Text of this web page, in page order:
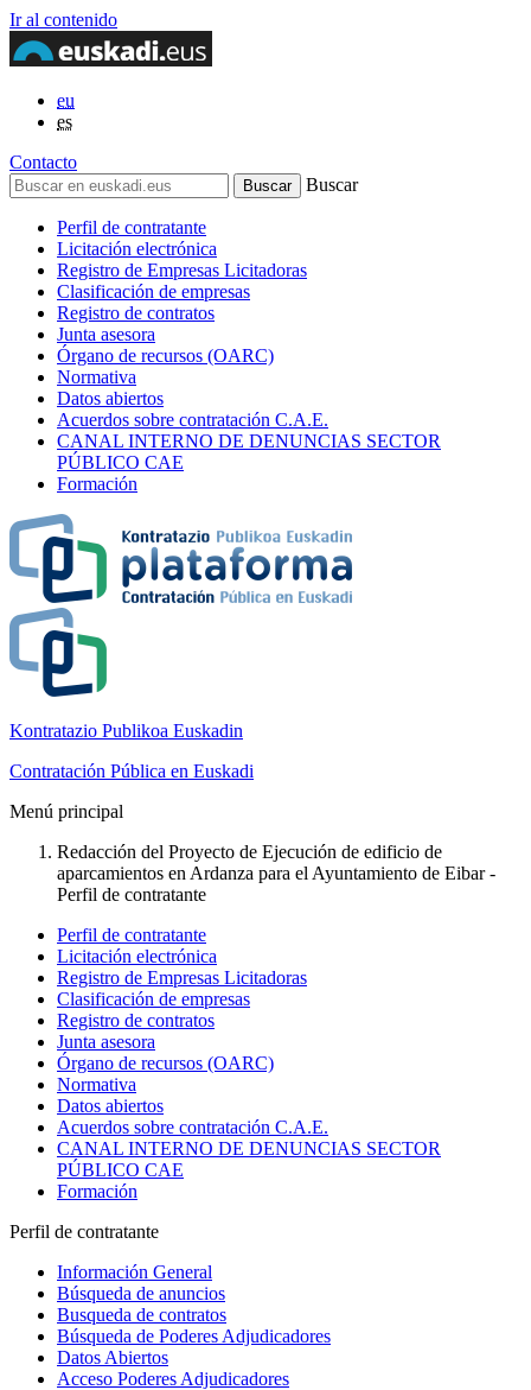
Ir al contenido
eu
es
Contacto
Buscar
Perfil de contratante
Licitación electrónica
Registro de Empresas Licitadoras
Clasificación de empresas
Registro de contratos
Junta asesora
Órgano de recursos (OARC)
Normativa
Datos abiertos
Acuerdos sobre contratación C.A.E.
CANAL INTERNO DE DENUNCIAS SECTOR
PÚBLICO CAE
Formación
Kontratazio Publikoa Euskadin
Contratación Pública en Euskadi
Menú principal
Redacción del Proyecto de Ejecución de edificio de
aparcamientos en Ardanza para el Ayuntamiento de Eibar -
Perfil de contratante
Perfil de contratante
Licitación electrónica
Registro de Empresas Licitadoras
Clasificación de empresas
Registro de contratos
Junta asesora
Órgano de recursos (OARC)
Normativa
Datos abiertos
Acuerdos sobre contratación C.A.E.
CANAL INTERNO DE DENUNCIAS SECTOR
PÚBLICO CAE
Formación
Perfil de contratante
Información General
Búsqueda de anuncios
Busqueda de contratos
Búsqueda de Poderes Adjudicadores
Datos Abiertos
Acceso Poderes Adjudicadores